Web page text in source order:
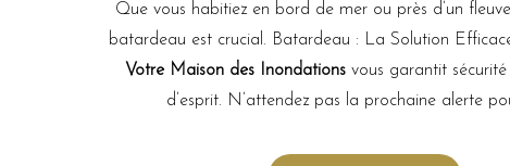
Que vous habitiez en bord de mer ou près d’un
batardeau est crucial. Batardeau : La Solution
Votre Maison des Inondations vous garantit
d’esprit. N’attendez pas la prochaine alerte